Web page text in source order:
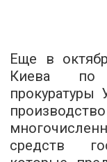
Еще в
Киева по
прокуратуры
средств